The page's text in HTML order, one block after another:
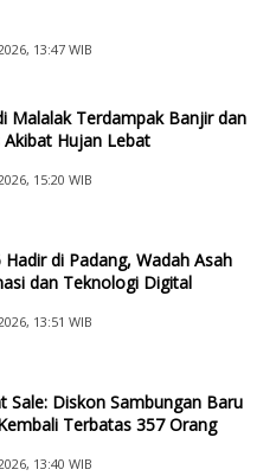
13:47 WIB
Malalak Terdampak Banjir dan
Akibat Hujan Lebat
15:20 WIB
Hadir di Padang, Wadah Asah
dan Teknologi Digital
13:51 WIB
Sale: Diskon Sambungan Baru
Terbatas 357 Orang
13:40 WIB